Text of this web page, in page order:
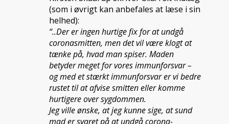
(som i øvrigt kan anbefales at læse i sin
helhed):
“..Der er ingen hurtige fix for at undgå
coronasmitten, men det vil være klogt at
tænke på, hvad man spiser. Maden
betyder meget for vores immunforsvar –
og med et stærkt immunforsvar er vi bedre
rustet til at afvise smitten eller komme
hurtigere over sygdommen.
Jeg ville ønske, at jeg kunne sige, at sund
mad er svaret på at undgå corona-